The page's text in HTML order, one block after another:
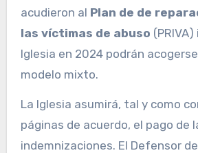
acudieron al Plan de de
las víctimas de abuso
Iglesia en 2024 podrán
modelo mixto.
La Iglesia asumirá, tal y como
páginas de acuerdo, el pago de
indemnizaciones. El Defensor